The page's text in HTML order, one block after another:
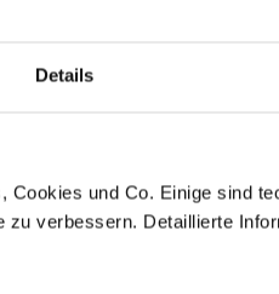
Details
und Co. Einige sind
verbessern. Detaillierte